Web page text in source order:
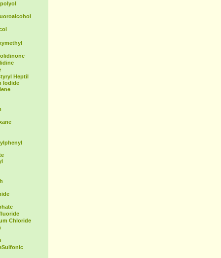
Heptil
Iodide
Chloride